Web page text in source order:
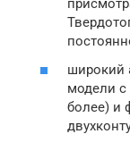
широкий
модели с
более) и